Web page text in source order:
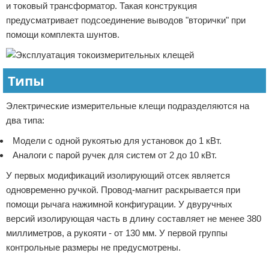
и токовый трансформатор. Такая конструкция
предусматривает подсоединение выводов "вторички" при
помощи комплекта шунтов.
Типы
Электрические измерительные клещи подразделяются на
два типа:
Модели с одной рукоятью для установок до 1 кВт.
Аналоги с парой ручек для систем от 2 до 10 кВт.
У первых модификаций изолирующий отсек является
одновременно ручкой. Провод-магнит раскрывается при
помощи рычага нажимной конфигурации. У двуручных
версий изолирующая часть в длину составляет не менее 380
миллиметров, а рукояти - от 130 мм. У первой группы
контрольные размеры не предусмотрены.